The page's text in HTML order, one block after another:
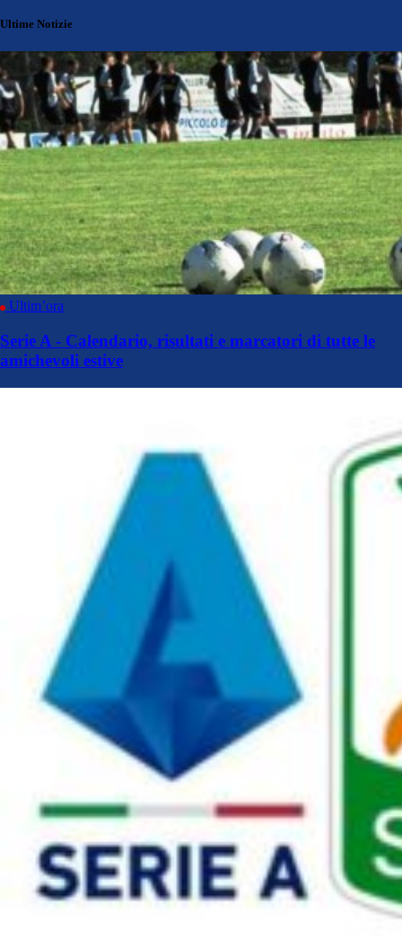
Ultime Notizie
Ultim’ora
Serie A - Calendario, risultati e marcatori di tutte le
amichevoli estive